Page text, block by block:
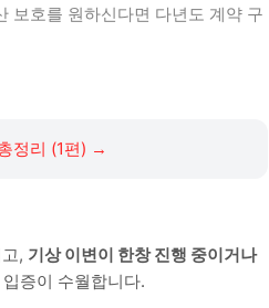
보호를 원하신다면 다년도 계약 구
정리 (1편) →
, 기상 이변이 한창 진행 중이거나
증이 수월합니다.